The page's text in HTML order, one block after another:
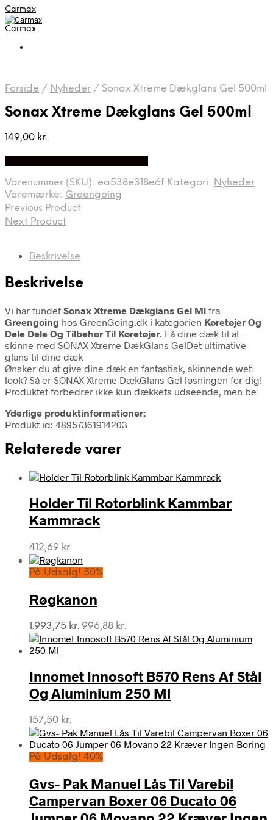
Carmax
Carmax
Forside / Nyheder / Sonax Xtreme Dækglans Gel 500ml
Sonax Xtreme Dækglans Gel 500ml
149,00 kr.
Varenummer (SKU): ea538e318e6f Kategori: Nyheder
Varemærke: Greengoing
Previous Product
Next Product
Beskrivelse
Beskrivelse
Vi har fundet Sonax Xtreme Dækglans Gel Ml fra
Greengoing hos GreenGoing.dk i kategorien Køretøjer Og
Dele Dele Og Tilbehør Til Køretøjer. Få dine dæk til at
skinne med SONAX Xtreme DækGlans GelDet ultimative
glans til dine dæk
Ønsker du at give dine dæk en fantastisk, skinnende wet-
look? Så er SONAX Xtreme DækGlans Gel løsningen for dig!
Produktet forbedrer ikke kun dækkets udseende, men be
Yderlige produktinformationer:
Produkt id: 48957361914203
Relaterede varer
Holder Til Rotorblink Kammbar
Kammrack
412,69 kr.
På Udsalg! 50%
Røgkanon
1.993,75kr. Den
oprindelige
1.993,75 kr..
996,88 kr.
aktuelle
996,88 kr..
Innomet Innosoft B570 Rens Af Stål
Og Aluminium 250 Ml
157,50 kr.
På Udsalg! 40%
Gvs- Pak Manuel Lås Til Varebil
Campervan Boxer 06 Ducato 06